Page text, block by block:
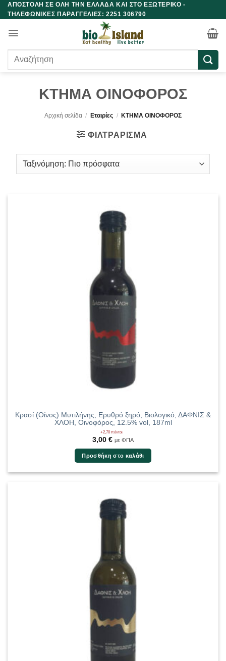
Μετάβαση
στο
περιεχόμενο
ΑΠΟΣΤΟΛΗ ΣΕ ΟΛΗ ΤΗΝ ΕΛΛΑΔΑ ΚΑΙ ΣΤΟ ΕΞΩΤΕΡΙΚΟ -
ΤΗΛΕΦΩΝΙΚΕΣ ΠΑΡΑΓΓΕΛΙΕΣ: 2251 306790
Αναζήτηση
ΚΤΗΜΑ ΟΙΝΟΦΟΡΟΣ
Αρχική σελίδα / Εταιρίες / ΚΤΗΜΑ ΟΙΝΟΦΟΡΟΣ
ΦΙΛΤΡΆΡΙΣΜΑ
Κρασί (Οίνος) Μυτιλήνης, Ερυθρό ξηρό, Βιολογικό, ΔΑΦΝΙΣ &
ΧΛΟΗ, Οινοφόρος, 12.5% vol, 187ml
+2,70 πόντοι
3,00 € με ΦΠΑ
Προσθήκη στο καλάθι